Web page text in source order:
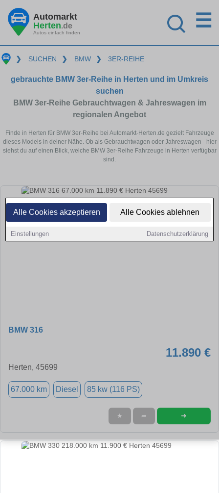
Alle Cookies akzeptieren Alle Cookies ablehnen
Einstellungen Datenschutzerklärung
Automarkt
Herten.de
Autos einfach finden
☰
❯ SUCHEN ❯ BMW ❯ 3ER-REIHE
gebrauchte BMW 3er-Reihe in Herten und im Umkreis
suchen
BMW 3er-Reihe Gebrauchtwagen & Jahreswagen im
regionalen Angebot
Finde in Herten für BMW 3er-Reihe bei Automarkt-Herten.de gezielt Fahrzeuge
dieses Models in deiner Nähe. Ob als Gebrauchtwagen oder Jahreswagen - hier
siehst du auf einen Blick, welche BMW 3er-Reihe Fahrzeuge in Herten verfügbar
sind.
BMW 316
11.890 €
Herten, 45699
67.000 km Diesel 85 kw (116 PS)
★ ➦ ➜